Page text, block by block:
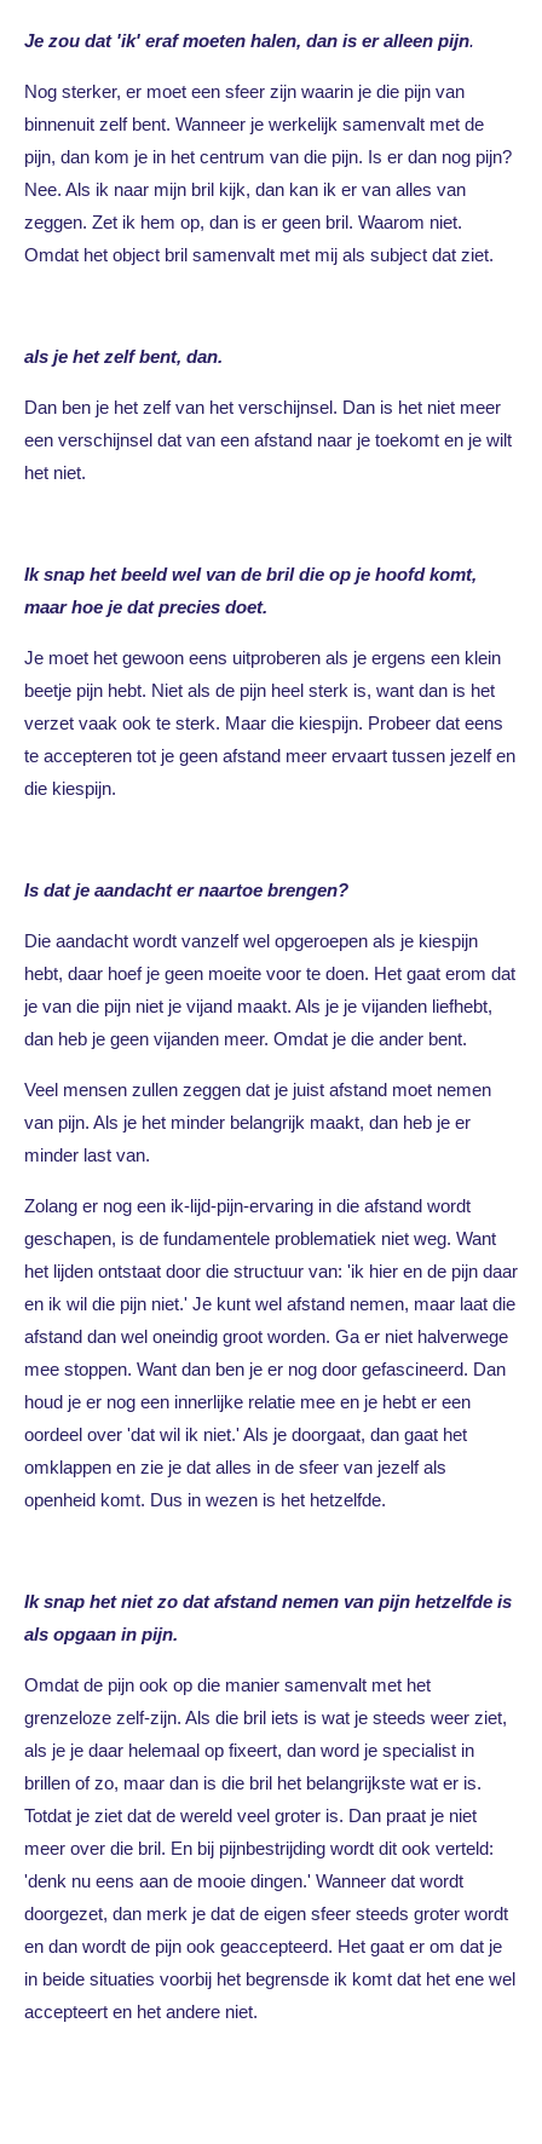
Je zou dat 'ik' eraf moeten halen, dan is er alleen pijn.
Nog sterker, er moet een sfeer zijn waarin je die pijn van
binnenuit zelf bent. Wanneer je werkelijk samenvalt met de
pijn, dan kom je in het centrum van die pijn. Is er dan nog pijn?
Nee. Als ik naar mijn bril kijk, dan kan ik er van alles van
zeggen. Zet ik hem op, dan is er geen bril. Waarom niet.
Omdat het object bril samenvalt met mij als subject dat ziet.
als je het zelf bent, dan.
Dan ben je het zelf van het verschijnsel. Dan is het niet meer
een verschijnsel dat van een afstand naar je toekomt en je wilt
het niet.
Ik snap het beeld wel van de bril die op je hoofd komt,
maar hoe je dat precies doet.
Je moet het gewoon eens uitproberen als je ergens een klein
beetje pijn hebt. Niet als de pijn heel sterk is, want dan is het
verzet vaak ook te sterk. Maar die kiespijn. Probeer dat eens
te accepteren tot je geen afstand meer ervaart tussen jezelf en
die kiespijn.
Is dat je aandacht er naartoe brengen?
Die aandacht wordt vanzelf wel opgeroepen als je kiespijn
hebt, daar hoef je geen moeite voor te doen. Het gaat erom dat
je van die pijn niet je vijand maakt. Als je je vijanden liefhebt,
dan heb je geen vijanden meer. Omdat je die ander bent.
Veel mensen zullen zeggen dat je juist afstand moet nemen
van pijn. Als je het minder belangrijk maakt, dan heb je er
minder last van.
Zolang er nog een ik-lijd-pijn-ervaring in die afstand wordt
geschapen, is de fundamentele problematiek niet weg. Want
het lijden ontstaat door die structuur van: 'ik hier en de pijn daar
en ik wil die pijn niet.' Je kunt wel afstand nemen, maar laat die
afstand dan wel oneindig groot worden. Ga er niet halverwege
mee stoppen. Want dan ben je er nog door gefascineerd. Dan
houd je er nog een innerlijke relatie mee en je hebt er een
oordeel over 'dat wil ik niet.' Als je doorgaat, dan gaat het
omklappen en zie je dat alles in de sfeer van jezelf als
openheid komt. Dus in wezen is het hetzelfde.
Ik snap het niet zo dat afstand nemen van pijn hetzelfde is
als opgaan in pijn.
Omdat de pijn ook op die manier samenvalt met het
grenzeloze zelf-zijn. Als die bril iets is wat je steeds weer ziet,
als je je daar helemaal op fixeert, dan word je specialist in
brillen of zo, maar dan is die bril het belangrijkste wat er is.
Totdat je ziet dat de wereld veel groter is. Dan praat je niet
meer over die bril. En bij pijnbestrijding wordt dit ook verteld:
'denk nu eens aan de mooie dingen.' Wanneer dat wordt
doorgezet, dan merk je dat de eigen sfeer steeds groter wordt
en dan wordt de pijn ook geaccepteerd. Het gaat er om dat je
in beide situaties voorbij het begrensde ik komt dat het ene wel
accepteert en het andere niet.